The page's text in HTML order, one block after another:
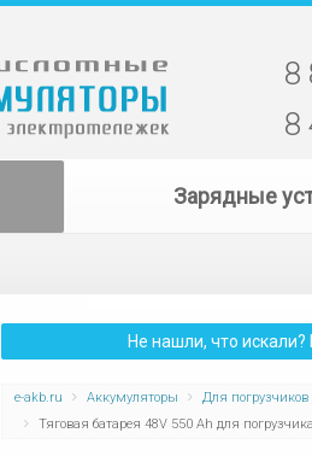
8
8
Зарядные
Не нашли, что
e-akb.ru Аккумуляторы Для погрузчиков
Тяговая батарея 48V 550 Ah для